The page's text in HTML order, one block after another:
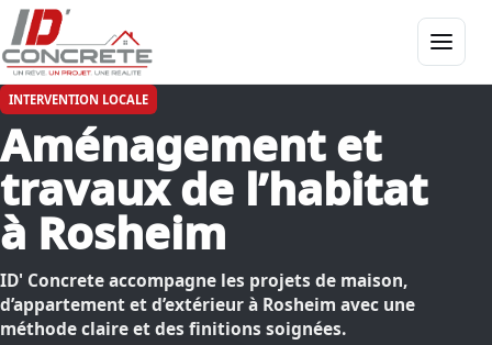
Menu
INTERVENTION LOCALE
Aménagement et
travaux de l’habitat
à Rosheim
ID' Concrete accompagne les projets de maison,
d’appartement et d’extérieur à Rosheim avec une
méthode claire et des finitions soignées.